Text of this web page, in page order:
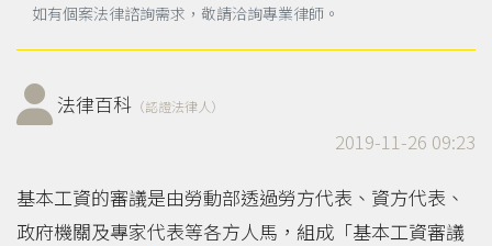
如有個案法律諮詢需求，敬請洽詢專業律師。
法律百科 （認證法律人）
2019-11-26 09:23
基本工資的審議是由勞動部透過勞方代表、資方代表、
政府機關及專家代表等各方人馬，組成「基本工資審議